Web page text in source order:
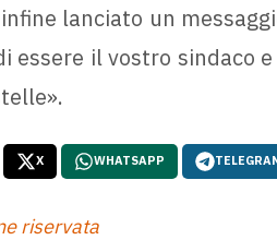
lanciato un
essere il vostro sindaco
X WHATSAPP
riservata